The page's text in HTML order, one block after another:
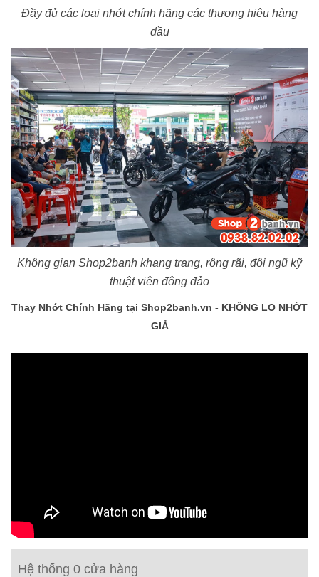
Đầy đủ các loại nhớt chính hãng các thương hiệu hàng
đầu
Không gian Shop2banh khang trang, rộng rãi, đội ngũ kỹ
thuật viên đông đảo
Thay Nhớt Chính Hãng tại Shop2banh.vn - KHÔNG LO NHỚT
GIẢ
Hệ thống 0 cửa hàng